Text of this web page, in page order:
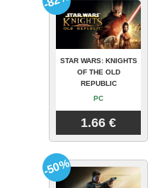
STAR WARS: KNIGHTS
OF THE OLD
REPUBLIC
PC
1.66 €
-50%